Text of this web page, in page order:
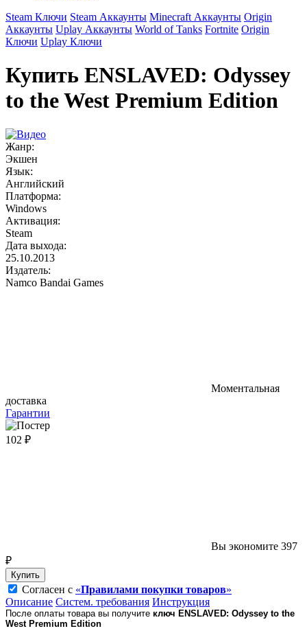
Steam Ключи Steam Аккаунты Minecraft Аккаунты Origin
Аккаунты Uplay Аккаунты World of Tanks Fortnite Origin
Ключи Uplay Ключи
Купить ENSLAVED: Odyssey
to the West Premium Edition
Жанр:
Экшен
Язык:
Английский
Платформа:
Windows
Активация:
Steam
Дата выхода:
25.10.2013
Издатель:
Namco Bandai Games
Моментальная
доставка
Гарантии
102 ₽
Вы экономите 397
₽
Купить
Согласен с «Правилами покупки товаров»
Описание Систем. требования Инструкция
После оплаты товара вы получите ключ ENSLAVED: Odyssey to the
West Premium Edition